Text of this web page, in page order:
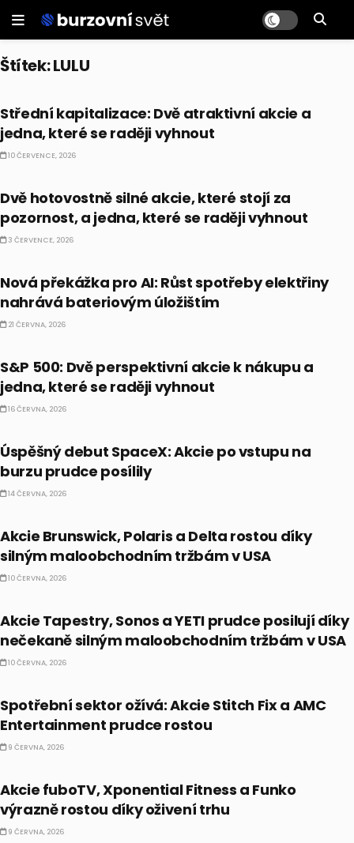
Štítek:LULU
Střední kapitalizace: Dvě atraktivní akcie a
jedna, které se raději vyhnout
10 ČERVENCE, 2026
Dvě hotovostně silné akcie, které stojí za
pozornost, a jedna, které se raději vyhnout
3 ČERVENCE, 2026
Nová překážka pro AI: Růst spotřeby elektřiny
nahrává bateriovým úložištím
21 ČERVNA, 2026
S&P 500: Dvě perspektivní akcie k nákupu a
jedna, které se raději vyhnout
16 ČERVNA, 2026
Úspěšný debut SpaceX: Akcie po vstupu na
burzu prudce posílily
14 ČERVNA, 2026
Akcie Brunswick, Polaris a Delta rostou díky
silným maloobchodním tržbám v USA
10 ČERVNA, 2026
Akcie Tapestry, Sonos a YETI prudce posilují díky
nečekaně silným maloobchodním tržbám v USA
10 ČERVNA, 2026
Spotřební sektor ožívá: Akcie Stitch Fix a AMC
Entertainment prudce rostou
9 ČERVNA, 2026
Akcie fuboTV, Xponential Fitness a Funko
výrazně rostou díky oživení trhu
9 ČERVNA, 2026